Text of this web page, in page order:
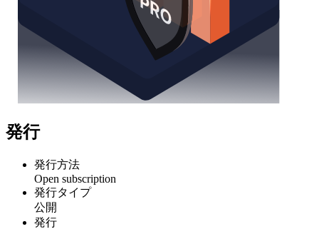
発行
発行方法
Open subscription
発行タイプ
公開
発行